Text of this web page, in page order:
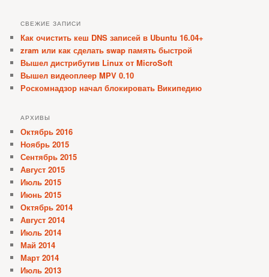
СВЕЖИЕ ЗАПИСИ
Как очистить кеш DNS записей в Ubuntu 16.04+
zram или как сделать swap память быстрой
Вышел дистрибутив Linux от MicroSoft
Вышел видеоплеер MPV 0.10
Роскомнадзор начал блокировать Википедию
АРХИВЫ
Октябрь 2016
Ноябрь 2015
Сентябрь 2015
Август 2015
Июль 2015
Июнь 2015
Октябрь 2014
Август 2014
Июль 2014
Май 2014
Март 2014
Июль 2013